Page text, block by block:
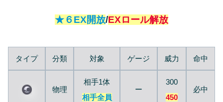
★６EX開放/EXロール解放
タイプ 分類 対象 ゲージ 威力 命中
物理
相手1体
相手全員
ー
300
450
必中